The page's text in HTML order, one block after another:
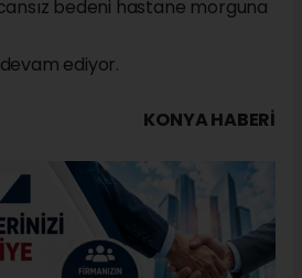
bedeni hastane morguna
ediyor.
KONYA HABERİ